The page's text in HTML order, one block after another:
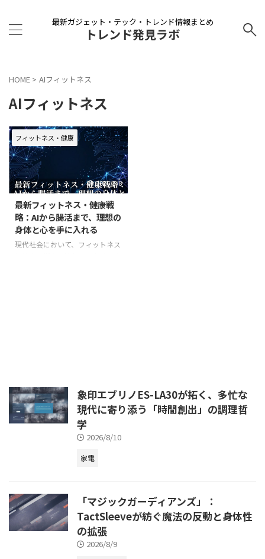
最新ガジェット・テック・トレンド情報まとめ
トレンド発見ラボ
HOME > AIフィットネス
AIフィットネス
フィットネス・健康
2026/3/8
最新フィットネス・健康戦
略：AIから腸活まで、理想の
身体と心を手に入れる
現代社会において、フィットネス
困難です。 この記事では、2024
年から2026年にかけて注目され
ている最新のフィットネス・健康
トレンドを深掘りし、その科学的
根拠と具体的な実践方法を徹底解
象印エブリノES-LA30が拓く、多忙な
現代に寄り添う「時間創出」の調理哲
学
2026/8/10
家電
「マジックガーディアンズ」：
TactSleeveが紡ぐ魔法の反動と身体性
の拡張
2026/8/9